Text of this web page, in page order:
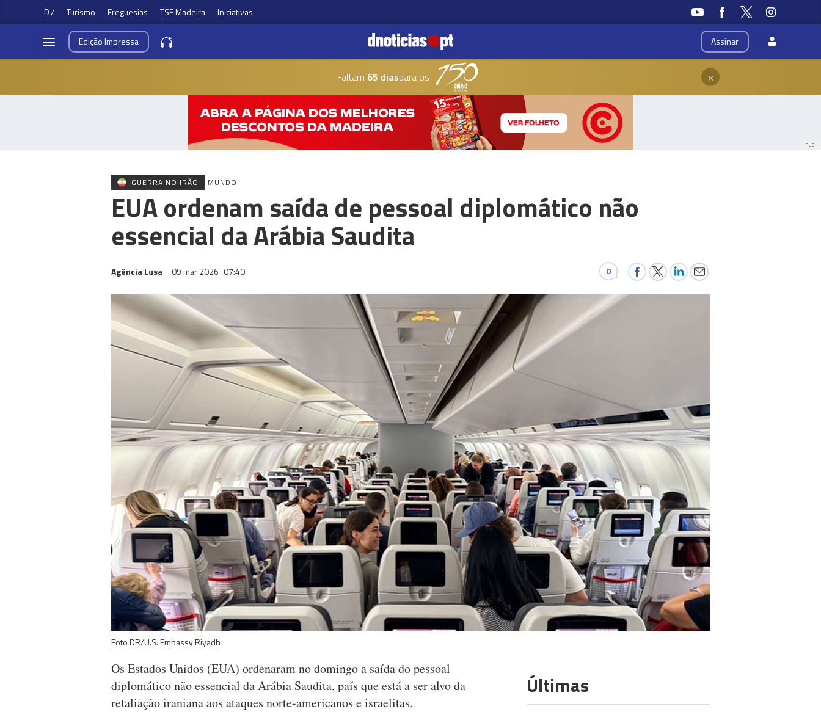
D7 Turismo Freguesias TSF Madeira Iniciativas
Assinar
EdiçãoImpressa
Faltam 65 diaspara os ×
PUB
GUERRA NO IRÃO MUNDO
EUA ordenam saída de pessoal diplomático não
essencial da Arábia Saudita
Agência Lusa 09 mar 2026 07:40 0
Foto DR/U.S. Embassy Riyadh
Os Estados Unidos (EUA) ordenaram no domingo a saída do pessoal
diplomático não essencial da Arábia Saudita, país que está a ser alvo da
retaliação iraniana aos ataques norte-americanos e israelitas.
Últimas